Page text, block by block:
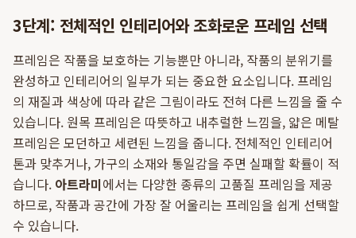
3단계: 전체적인 인테리어와 조화로운 프레임 선택
프레임은 작품을 보호하는 기능뿐만 아니라, 작품의 분위기를
완성하고 인테리어의 일부가 되는 중요한 요소입니다. 프레임
의 재질과 색상에 따라 같은 그림이라도 전혀 다른 느낌을 줄 수
있습니다. 원목 프레임은 따뜻하고 내추럴한 느낌을, 얇은 메탈
프레임은 모던하고 세련된 느낌을 줍니다. 전체적인 인테리어
톤과 맞추거나, 가구의 소재와 통일감을 주면 실패할 확률이 적
습니다. 아트라미에서는 다양한 종류의 고품질 프레임을 제공
하므로, 작품과 공간에 가장 잘 어울리는 프레임을 쉽게 선택할
수 있습니다.